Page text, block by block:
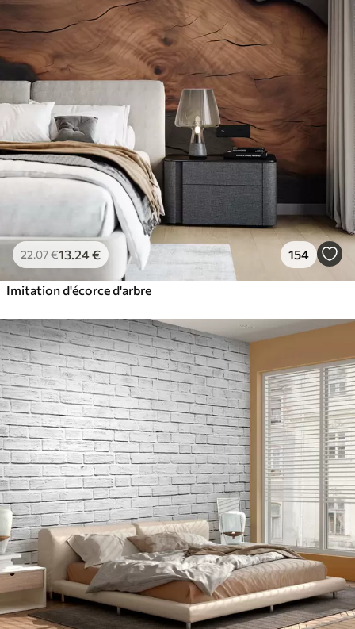
22.07€13.24€ 154
Imitation d'écorce d'arbre